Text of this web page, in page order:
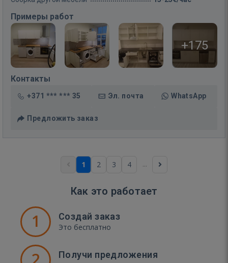
Примеры работ
+175
Контакты
+371 *** *** 35 Эл. почта WhatsApp
Предложить заказ
1 2 3 4 ...
Как это работает
1 Создай заказ
Это бесплатно
Получи предложения